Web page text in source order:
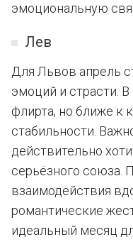
эмоциональную
Лев
Для Львов апрель
эмоций и страсти.
флирта, но ближе к
стабильности.
действительно
серьёзного союза.
взаимодействия
романтические
идеальный месяц